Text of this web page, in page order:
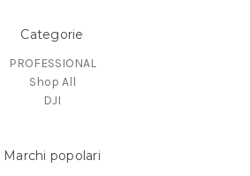
Categorie
PROFESSIONAL
Shop All
DJI
Marchi popolari